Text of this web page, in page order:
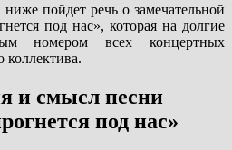
пойдет речь о замечательной
под нас», которая на долгие
номером всех концертных
коллектива.
и смысл песни
под нас»